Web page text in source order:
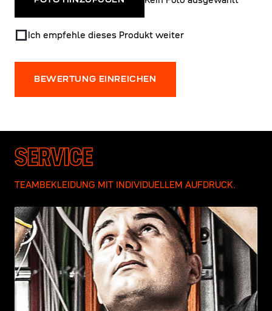
Ich empfehle dieses Produkt weiter
BEWERTUNG EINREICHEN
SERVICE
TEAMBEKLEIDUNG MIT INDIVIDUELLEM AUFDRUCK.